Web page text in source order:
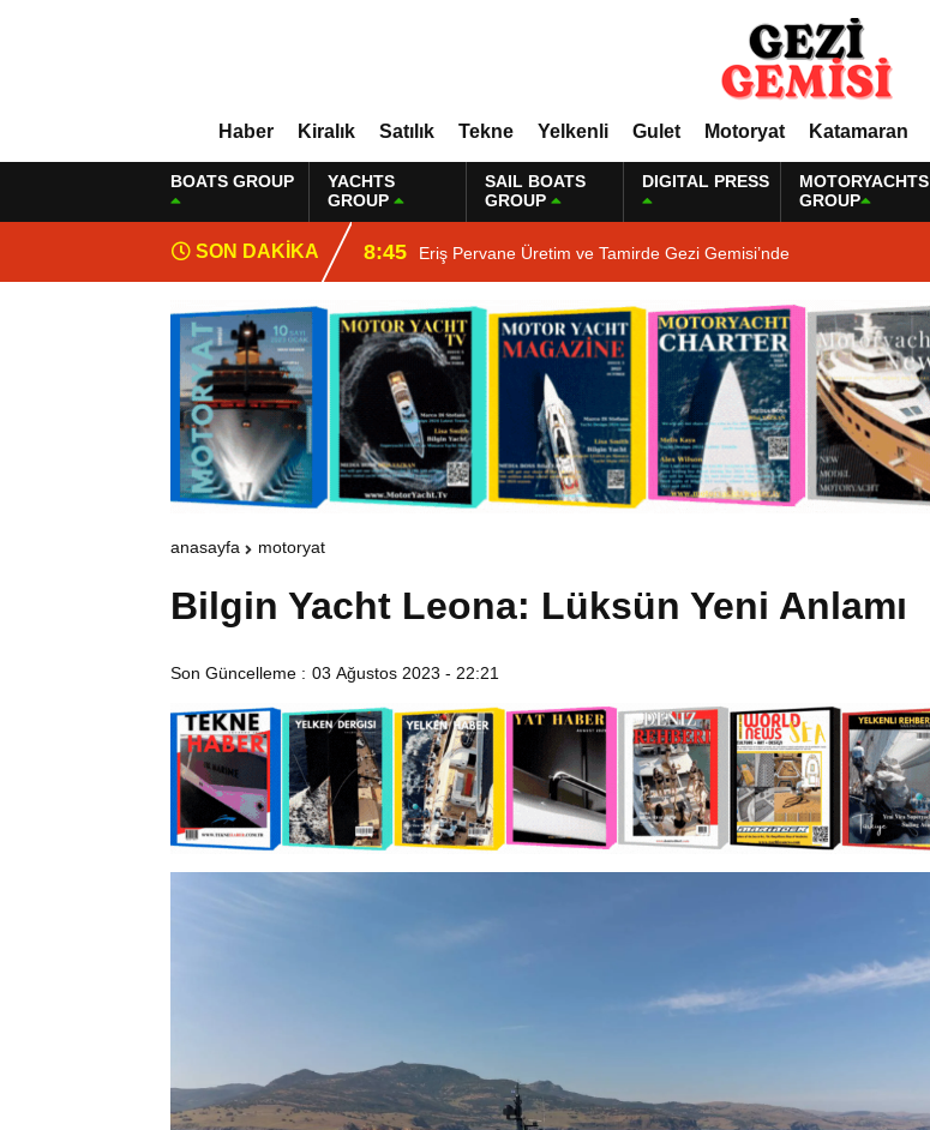
Haber Kiralık Satılık Tekne Yelkenli Gulet Motoryat Katamaran
BOATS GROUP
YACHTS
GROUP
SAIL BOATS
GROUP
DIGITAL PRESS
MOTORYACHTS
GROUP
SON DAKİKA 8:45 Eriş Pervane Üretim ve Tamirde Gezi Gemisi’nde
anasayfa motoryat
Bilgin Yacht Leona: Lüksün Yeni Anlamı
Son Güncelleme : 03 Ağustos 2023 - 22:21